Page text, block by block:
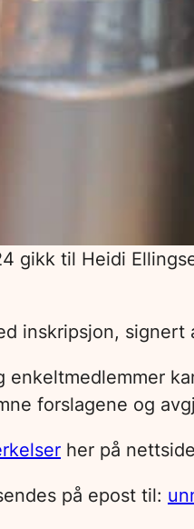
gikk til Heidi
inskripsjon,
enkeltmedlemmer
forslagene og
her på
på epost til: